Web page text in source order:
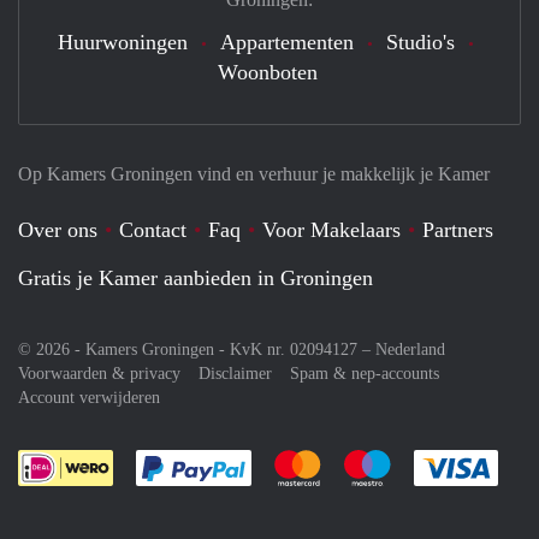
Op Kamers Groningen vind en verhuur je makkelijk je Kamer
Over ons Contact Faq Voor Makelaars
Partners
Gratis je Kamer aanbieden in Groningen
© 2026 - Kamers Groningen - KvK nr. 02094127 – Nederland
Voorwaarden & privacy
Disclaimer
Spam & nep-accounts
Account verwijderen
Je rekent gemakkelijk af met Paypal
Je rekent gemakkelijk af met
Je rekent
Huurwoningen Appartementen
Studio's
Woonboten